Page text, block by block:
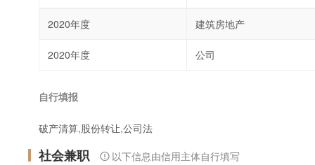
2020年度 建筑房地产
2020年度 公司
自行填报
破产清算,股份转让,公司法
社会兼职 以下信息由信用主体自行填写